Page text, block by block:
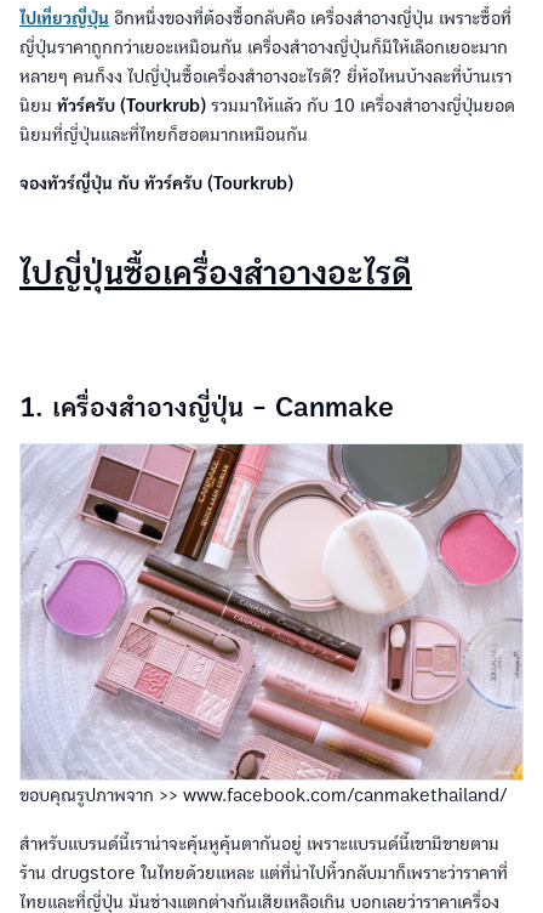
ไปเที่ยวญี่ปุ่น อีกหนึ่งของที่ต้องซื้อกลับคือ เครื่องสำอางญี่ปุ่น เพราะซื้อที่
ญี่ปุ่นราคาถูกกว่าเยอะเหมือนกัน เครื่องสำอางญี่ปุ่นก็มีให้เลือกเยอะมาก
หลายๆ คนก็งง ไปญี่ปุ่นซื้อเครื่องสำอางอะไรดี? ยี่ห้อไหนบ้างละที่บ้านเรา
นิยม ทัวร์ครับ (Tourkrub) รวมมาให้แล้ว กับ 10 เครื่องสำอางญี่ปุ่นยอด
นิยมที่ญี่ปุ่นและที่ไทยก็ฮอตมากเหมือนกัน
จองทัวร์ญี่ปุ่น กับ ทัวร์ครับ (Tourkrub)
ไปญี่ปุ่นซื้อเครื่องสำอางอะไรดี
1. เครื่องสำอางญี่ปุ่น - Canmake
ขอบคุณรูปภาพจาก >> www.facebook.com/canmakethailand/
สำหรับแบรนด์นี้เราน่าจะคุ้นหูคุ้นตากันอยู่ เพราะแบรนด์นี้เขามีขายตาม
ร้าน drugstore ในไทยด้วยแหละ แต่ที่น่าไปหิ้วกลับมาก็เพราะว่าราคาที่
ไทยและที่ญี่ปุ่น มันช่างแตกต่างกันเสียเหลือเกิน บอกเลยว่าราคาเครื่อง